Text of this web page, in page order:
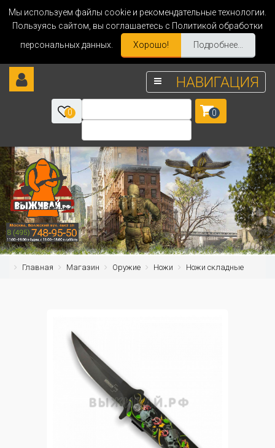
Мы используем файлы cookie и рекомендательные технологии.
Пользуясь сайтом, вы соглашаетесь с Политикой обработки
персональных данных.
Хорошо! Подробнее...
НАВИГАЦИЯ
0 0
Главная Магазин Оружие Ножи Ножи складные